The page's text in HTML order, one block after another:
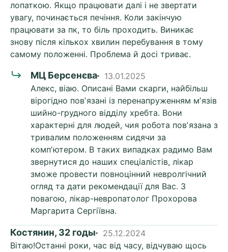
лопаткою. Якщо працювати далі і не звертати
увагу, починається печіння. Коли закінчую
працювати за пк, то біль проходить. Виникає
знову після кількох хвилин перебування в тому
самому положенні. Проблема й досі триває.
МЦ Берсенєва
13.01.2025
Алекс, віаю. Описані Вами скарги, найбільш
вірогідно повʼязані із перенапруженням мʼязів
шийно-грудного відділу хребта. Вони
характерні для людей, чия робота повʼязана з
тривалим положенням сидячи за
компʼютером. В таких випадках радимо Вам
звернутися до наших спеціалістів, лікар
зможе провести повноцінний невролгічний
огляд та дати рекомендації для Вас. З
повагою, лікар-невропатолог Прохорова
Маргарита Сергіївна.
Костянин, 32 годы
25.12.2024
Вітаю!Останні роки, час від часу, відчуваю щось